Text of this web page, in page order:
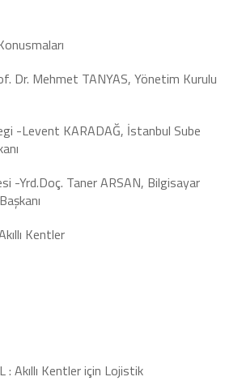
Dr. Mehmet TANYAS, Yönetim Kurulu
-Levent KARADAĞ, İstanbul Sube
-Yrd.Doç. Taner ARSAN, Bilgisayar
Kentler
Akıllı Kentler için Lojistik